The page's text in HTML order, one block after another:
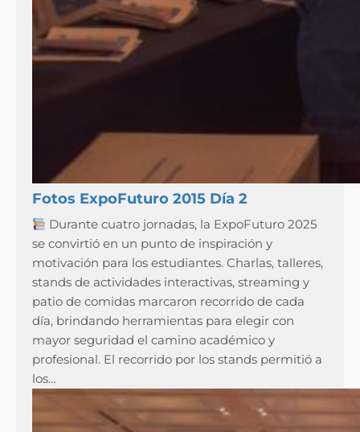
Fotos ExpoFuturo 2015 Día 2
Durante cuatro jornadas, la ExpoFuturo 2025
se convirtió en un punto de inspiración y
motivación para los estudiantes. Charlas, talleres,
stands de actividades interactivas, streaming y
patio de comidas marcaron recorrido de cada
día, brindando herramientas para elegir con
mayor seguridad el camino académico y
profesional. El recorrido por los stands permitió a
los…